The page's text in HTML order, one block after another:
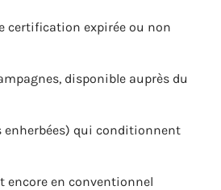
certification expirée ou non
disponible auprès du
enherbées) qui conditionnent
encore en conventionnel